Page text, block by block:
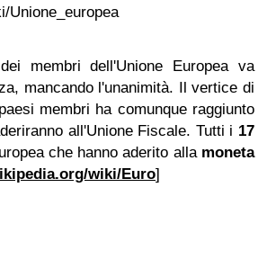
Unione_europea
membri dell'Unione Europea va
mancando l'unanimità. Il vertice di
paesi membri ha comunque raggiunto
all'Unione Fiscale. Tutti i 17
che hanno aderito alla moneta
wiki/Euro]